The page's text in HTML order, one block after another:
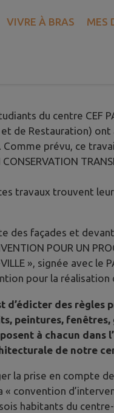
Pied de page
VIVRE À BRAS MES
du centre CEF
de Restauration)
prévu, ce
travaux trouvent
des façades et
POUR UN
VILLE », signée avec le
pour la
d’édicter des règles
peintures,
à chacun
de notre
la prise en compte
« convention
habitants du